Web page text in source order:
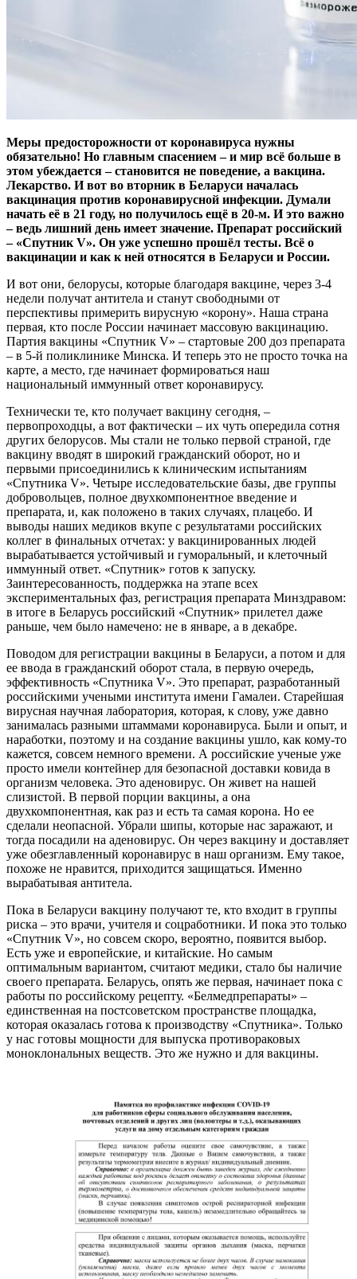
Меры предосторожности от коронавируса нужны
обязательно! Но главным спасением – и мир всё больше в
этом убеждается – становится не поведение, а вакцина.
Лекарство. И вот во вторник в Беларуси началась
вакцинация против коронавирусной инфекции. Думали
начать её в 21 году, но получилось ещё в 20-м. И это важно
– ведь лишний день имеет значение. Препарат российский
– «Спутник V». Он уже успешно прошёл тесты. Всё о
вакцинации и как к ней относятся в Беларуси и России.
И вот они, белорусы, которые благодаря вакцине, через 3-4
недели получат антитела и станут свободными от
перспективы примерить вирусную «корону». Наша страна
первая, кто после России начинает массовую вакцинацию.
Партия вакцины «Спутник V» – стартовые 200 доз препарата
– в 5-й поликлинике Минска. И теперь это не просто точка на
карте, а место, где начинает формироваться наш
национальный иммунный ответ коронавирусу.
Технически те, кто получает вакцину сегодня, –
первопроходцы, а вот фактически – их чуть опередила сотня
других белорусов. Мы стали не только первой страной, где
вакцину вводят в широкий гражданский оборот, но и
первыми присоединились к клиническим испытаниям
«Спутника V». Четыре исследовательские базы, две группы
добровольцев, полное двухкомпонентное введение и
препарата, и, как положено в таких случаях, плацебо. И
выводы наших медиков вкупе с результатами российских
коллег в финальных отчетах: у вакцинированных людей
вырабатывается устойчивый и гуморальный, и клеточный
иммунный ответ. «Спутник» готов к запуску.
Заинтересованность, поддержка на этапе всех
экспериментальных фаз, регистрация препарата Минздравом:
в итоге в Беларусь российский «Спутник» прилетел даже
раньше, чем было намечено: не в январе, а в декабре.
Поводом для регистрации вакцины в Беларуси, а потом и для
ее ввода в гражданский оборот стала, в первую очередь,
эффективность «Спутника V». Это препарат, разработанный
российскими учеными института имени Гамалеи. Старейшая
вирусная научная лаборатория, которая, к слову, уже давно
занималась разными штаммами коронавируса. Были и опыт, и
наработки, поэтому и на создание вакцины ушло, как кому-то
кажется, совсем немного времени. А российские ученые уже
просто имели контейнер для безопасной доставки ковида в
организм человека. Это аденовирус. Он живет на нашей
слизистой. В первой порции вакцины, а она
двухкомпонентная, как раз и есть та самая корона. Но ее
сделали неопасной. Убрали шипы, которые нас заражают, и
тогда посадили на аденовирус. Он через вакцину и доставляет
уже обезглавленный коронавирус в наш организм. Ему такое,
похоже не нравится, приходится защищаться. Именно
вырабатывая антитела.
Пока в Беларуси вакцину получают те, кто входит в группы
риска – это врачи, учителя и соцработники. И пока это только
«Спутник V», но совсем скоро, вероятно, появится выбор.
Есть уже и европейские, и китайские. Но самым
оптимальным вариантом, считают медики, стало бы наличие
своего препарата. Беларусь, опять же первая, начинает пока с
работы по российскому рецепту. «Белмедпрепараты» –
единственная на постсоветском пространстве площадка,
которая оказалась готова к производству «Спутника». Только
у нас готовы мощности для выпуска противораковых
моноклональных веществ. Это же нужно и для вакцины.